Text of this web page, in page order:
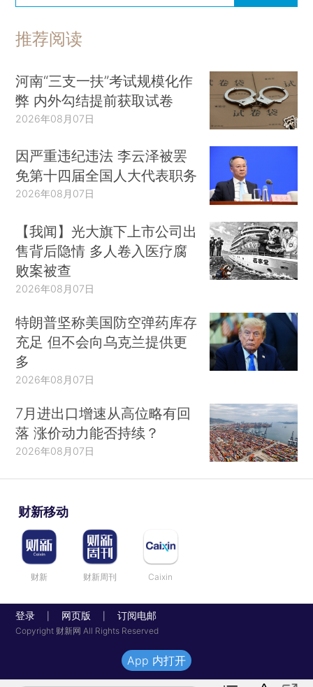
推荐阅读
河南“三支一扶”考试规模化作
弊 内外勾结提前获取试卷
2026年08月07日
因严重违纪违法 李云泽被罢
免第十四届全国人大代表职务
2026年08月07日
【我闻】光大旗下上市公司出
售背后隐情 多人卷入医疗腐
败案被查
2026年08月07日
特朗普坚称美国防空弹药库存
充足 但不会向乌克兰提供更
多
2026年08月07日
7月进出口增速从高位略有回
落 涨价动力能否持续？
2026年08月07日
财新移动
财新 财新周刊 Caixin
登录 网页版 订阅电邮
Copyright 财新网 All Rights Reserved
App 内打开